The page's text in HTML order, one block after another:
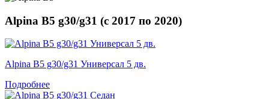
Alpina B5 g30/g31 (с 2017 по 2020)
Alpina B5 g30/g31 Универсал 5 дв.
Подробнее